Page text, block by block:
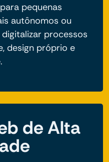
pequenas
autônomos ou
processos
design próprio e
de Alta